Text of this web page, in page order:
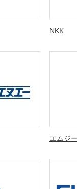
NKK
エムジー